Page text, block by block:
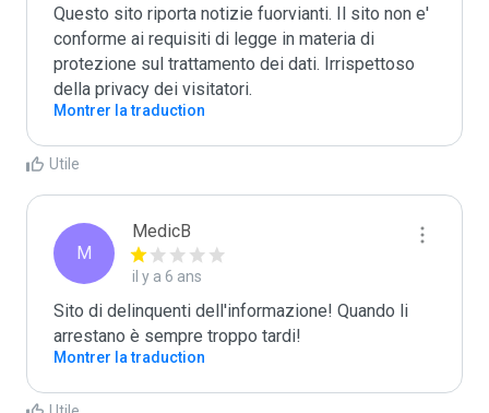
Questo sito riporta notizie fuorvianti. Il sito non e'
conforme ai requisiti di legge in materia di
protezione sul trattamento dei dati. Irrispettoso
della privacy dei visitatori.
Montrer la traduction
Utile
M
MedicB
il y a 6 ans
Sito di delinquenti dell'informazione! Quando li
arrestano è sempre troppo tardi!
Montrer la traduction